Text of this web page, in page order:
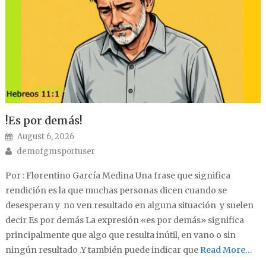
!Es por demás!
Posted on
August 6, 2026
Author
demofgmsportuser
Por : Florentino García Medina Una frase que significa
rendición es la que muchas personas dicen cuando se
desesperan y no ven resultado en alguna situación y suelen
decir Es por demás La expresión «es por demás» significa
principalmente que algo que resulta inútil, en vano o sin
ningún resultado .Y también puede indicar queRead More…